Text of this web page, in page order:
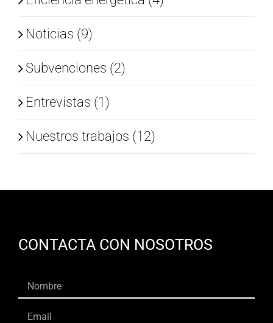
Noticias (9)
Subvenciones (2)
Entrevistas (1)
Nuestros trabajos (12)
CONTACTA CON NOSOTROS